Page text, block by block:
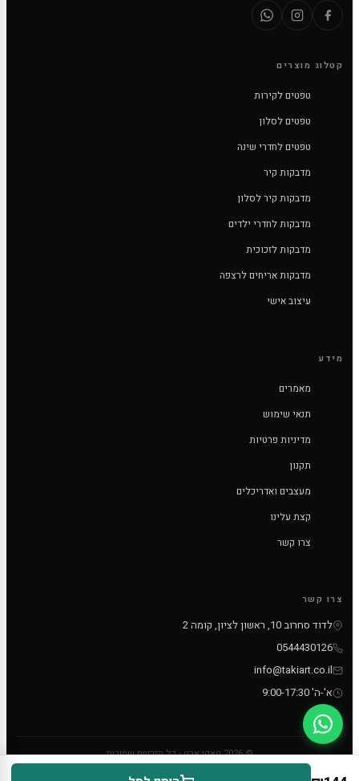
קטלוג מוצרים
טפטים לקירות
טפטים לסלון
טפטים לחדרי שינה
מדבקות קיר
מדבקות קיר לסלון
מדבקות לחדרי ילדים
מדבקות לזכוכית
מדבקות אריחים לרצפה
עיצוב אישי
מידע
מאמרים
תנאי שימוש
מדיניות פרטיות
תקנון
מעצבים ואדריכלים
קצת עלינו
צרו קשר
צרו קשר
לדוד סחרוב 10, ראשון לציון, קומה 2
0544430126
info@takiart.co.il
א'-ה' 9:00-17:30
© 2026 טאקי ארט - כל הזכויות שמורות